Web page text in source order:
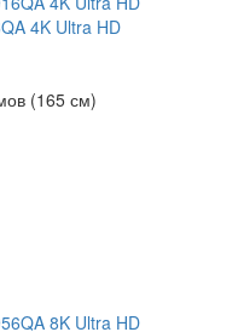
4K Ultra HD
(165 см)